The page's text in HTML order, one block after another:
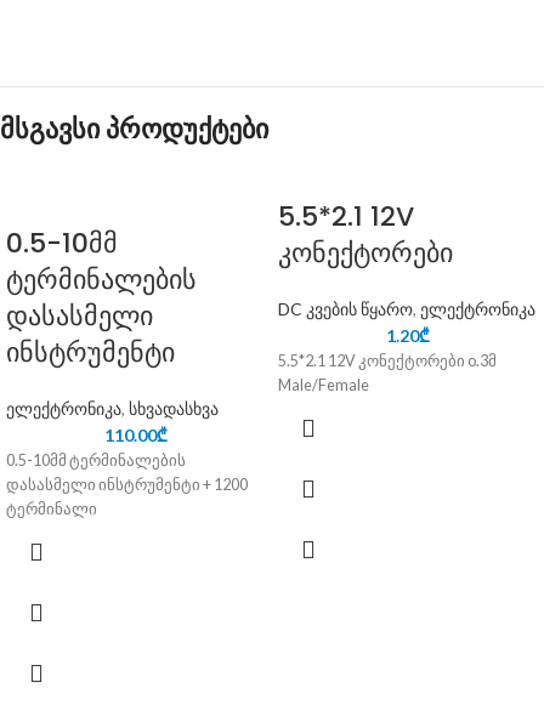
მსგავსი პროდუქტები
0.5-10მმ
ტერმინალების
დასასმელი
ინსტრუმენტი
ელექტრონიკა, სხვადასხვა
110.00₾
0.5-10მმ ტერმინალების
დასასმელი ინსტრუმენტი + 1200
ტერმინალი
5.5*2.1 12V
კონექტორები
DC კვების წყარო, ელექტრონიკა
1.20₾
5.5*2.1 12V კონექტორები o.3მ
Male/Female